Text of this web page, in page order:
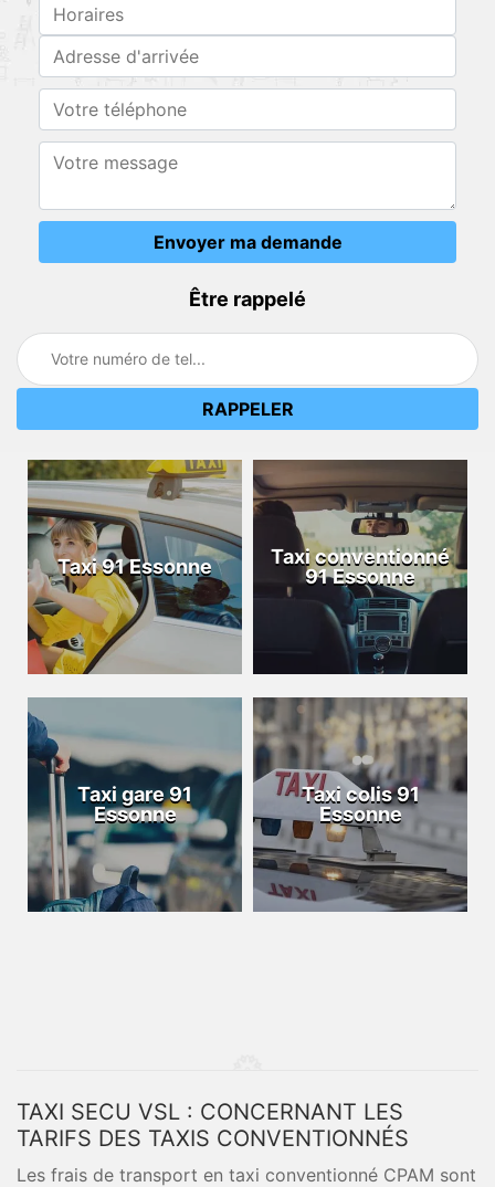
Être rappelé
Taxi 91 Essonne
Taxi conventionné
91 Essonne
Taxi gare 91
Essonne
Taxi colis 91
Essonne
TAXI SECU VSL : CONCERNANT LES
TARIFS DES TAXIS CONVENTIONNÉS
Les frais de transport en taxi conventionné CPAM sont